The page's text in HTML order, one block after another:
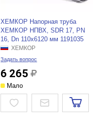
ХЕМКОР Напорная труба
ХЕМКОР НПВХ, SDR 17, PN
16, Dn 110x6120 мм 1191035
ХЕМКОР
Задать вопрос
6 265
Мало